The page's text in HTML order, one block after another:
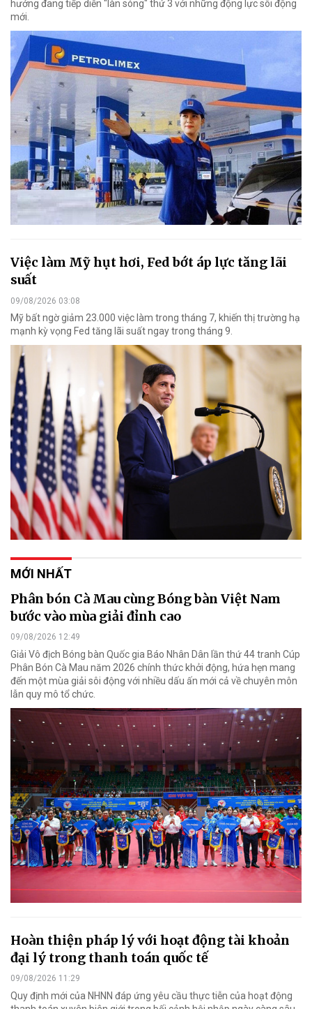
hướng đang tiếp diễn "làn sóng" thứ 3 với những động lực sôi động
mới.
Việc làm Mỹ hụt hơi, Fed bớt áp lực tăng lãi
suất
09/08/2026 03:08
Mỹ bất ngờ giảm 23.000 việc làm trong tháng 7, khiến thị trường hạ
mạnh kỳ vọng Fed tăng lãi suất ngay trong tháng 9.
MỚI NHẤT
Phân bón Cà Mau cùng Bóng bàn Việt Nam
bước vào mùa giải đỉnh cao
09/08/2026 12:49
Giải Vô địch Bóng bàn Quốc gia Báo Nhân Dân lần thứ 44 tranh Cúp
Phân Bón Cà Mau năm 2026 chính thức khởi động, hứa hẹn mang
đến một mùa giải sôi động với nhiều dấu ấn mới cả về chuyên môn
lẫn quy mô tổ chức.
Hoàn thiện pháp lý với hoạt động tài khoản
đại lý trong thanh toán quốc tế
09/08/2026 11:29
Quy định mới của NHNN đáp ứng yêu cầu thực tiễn của hoạt động